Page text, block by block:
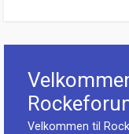
Velkommen til